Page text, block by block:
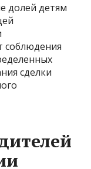
долей детям
соблюдения
сделки